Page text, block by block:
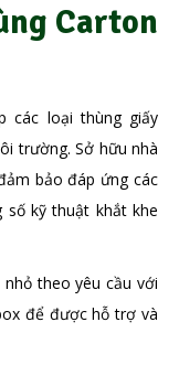
Carton
các loại thùng giấy
trường. Sở hữu nhà
bảo đáp ứng các
kỹ thuật khắt khe
theo yêu cầu với
để được hỗ trợ và